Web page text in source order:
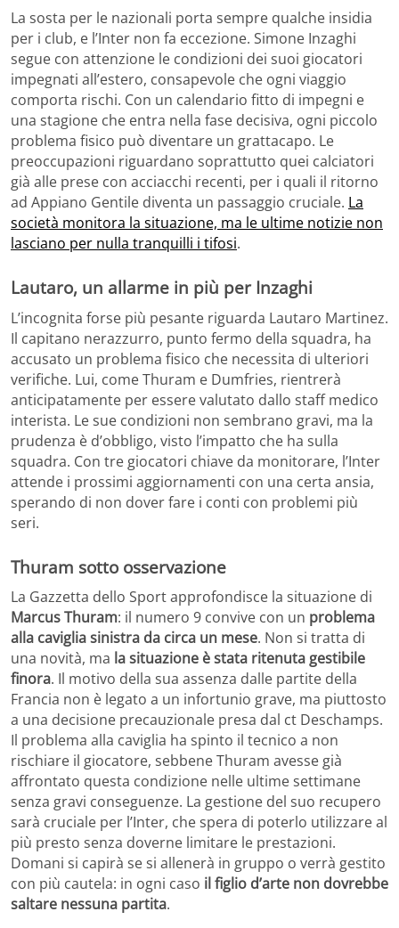
La sosta per le nazionali porta sempre qualche insidia
per i club, e l’Inter non fa eccezione. Simone Inzaghi
segue con attenzione le condizioni dei suoi giocatori
impegnati all’estero, consapevole che ogni viaggio
comporta rischi. Con un calendario fitto di impegni e
una stagione che entra nella fase decisiva, ogni piccolo
problema fisico può diventare un grattacapo. Le
preoccupazioni riguardano soprattutto quei calciatori
già alle prese con acciacchi recenti, per i quali il ritorno
ad Appiano Gentile diventa un passaggio cruciale. La
società monitora la situazione, ma le ultime notizie non
lasciano per nulla tranquilli i tifosi.
Lautaro, un allarme in più per Inzaghi
L’incognita forse più pesante riguarda Lautaro Martinez.
Il capitano nerazzurro, punto fermo della squadra, ha
accusato un problema fisico che necessita di ulteriori
verifiche. Lui, come Thuram e Dumfries, rientrerà
anticipatamente per essere valutato dallo staff medico
interista. Le sue condizioni non sembrano gravi, ma la
prudenza è d’obbligo, visto l’impatto che ha sulla
squadra. Con tre giocatori chiave da monitorare, l’Inter
attende i prossimi aggiornamenti con una certa ansia,
sperando di non dover fare i conti con problemi più
seri.
Thuram sotto osservazione
La Gazzetta dello Sport approfondisce la situazione di
Marcus Thuram: il numero 9 convive con un problema
alla caviglia sinistra da circa un mese. Non si tratta di
una novità, ma la situazione è stata ritenuta gestibile
finora. Il motivo della sua assenza dalle partite della
Francia non è legato a un infortunio grave, ma piuttosto
a una decisione precauzionale presa dal ct Deschamps.
Il problema alla caviglia ha spinto il tecnico a non
rischiare il giocatore, sebbene Thuram avesse già
affrontato questa condizione nelle ultime settimane
senza gravi conseguenze. La gestione del suo recupero
sarà cruciale per l’Inter, che spera di poterlo utilizzare al
più presto senza doverne limitare le prestazioni.
Domani si capirà se si allenerà in gruppo o verrà gestito
con più cautela: in ogni caso il figlio d’arte non dovrebbe
saltare nessuna partita.